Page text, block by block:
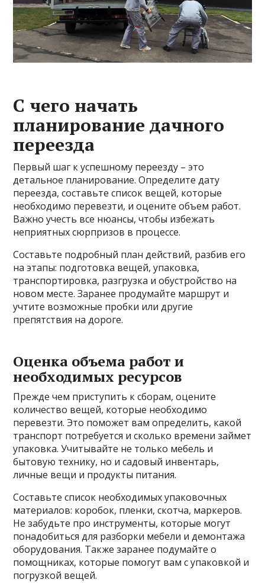
С чего начать
планирование дачного
переезда
Первый шаг к успешному переезду – это
детальное планирование. Определите дату
переезда, составьте список вещей, которые
необходимо перевезти, и оцените объем работ.
Важно учесть все нюансы, чтобы избежать
неприятных сюрпризов в процессе.
Составьте подробный план действий, разбив его
на этапы: подготовка вещей, упаковка,
транспортировка, разгрузка и обустройство на
новом месте. Заранее продумайте маршрут и
учтите возможные пробки или другие
препятствия на дороге.
Оценка объема работ и
необходимых ресурсов
Прежде чем приступить к сборам, оцените
количество вещей, которые необходимо
перевезти. Это поможет вам определить, какой
транспорт потребуется и сколько времени займет
упаковка. Учитывайте не только мебель и
бытовую технику, но и садовый инвентарь,
личные вещи и продукты питания.
Составьте список необходимых упаковочных
материалов: коробок, пленки, скотча, маркеров.
Не забудьте про инструменты, которые могут
понадобиться для разборки мебели и демонтажа
оборудования. Также заранее подумайте о
помощниках, которые помогут вам с упаковкой и
погрузкой вещей.